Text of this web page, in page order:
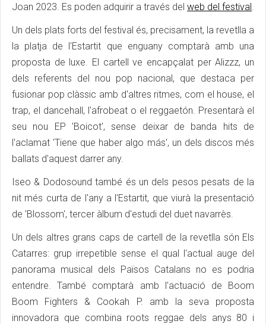
Joan 2023. Es poden adquirir a través del web del festival
Un dels plats forts del festival és, precisament, la revetlla a
la platja de l'Estartit que enguany comptarà amb una
proposta de luxe. El cartell ve encapçalat per Alizzz, un
dels referents del nou pop nacional, que destaca per
fusionar pop clàssic amb d'altres ritmes, com el house, el
trap, el dancehall, l'afrobeat o el reggaetón. Presentarà el
seu nou EP 'Boicot', sense deixar de banda hits de
l'aclamat 'Tiene que haber algo más', un dels discos més
ballats d'aquest darrer any.
Iseo & Dodosound també és un dels pesos pesats de la
nit més curta de l'any a l'Estartit, que viurà la presentació
de 'Blossom', tercer àlbum d'estudi del duet navarrès.
Un dels altres grans caps de cartell de la revetlla són Els
Catarres: grup irrepetible sense el qual l'actual auge del
panorama musical dels Països Catalans no es podria
entendre. També comptarà amb l'actuació de Boom
Boom Fighters & Cookah P. amb la seva proposta
innovadora que combina roots reggae dels anys 80 i